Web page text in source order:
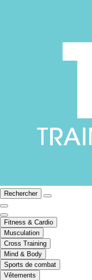
Rechercher
Fitness & Cardio
Musculation
Cross Training
Mind & Body
Sports de combat
Vêtements